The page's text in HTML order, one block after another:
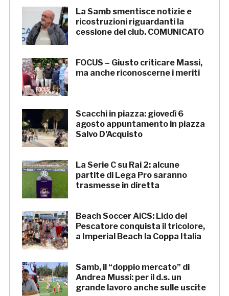
La Samb smentisce notizie e
ricostruzioni riguardanti la
cessione del club. COMUNICATO
FOCUS – Giusto criticare Massi,
ma anche riconoscerne i meriti
Scacchi in piazza: giovedì 6
agosto appuntamento in piazza
Salvo D’Acquisto
La Serie C su Rai 2: alcune
partite di Lega Pro saranno
trasmesse in diretta
Beach Soccer AiCS: Lido del
Pescatore conquista il tricolore,
a Imperial Beach la Coppa Italia
Samb, il “doppio mercato” di
Andrea Mussi: per il d.s. un
grande lavoro anche sulle uscite